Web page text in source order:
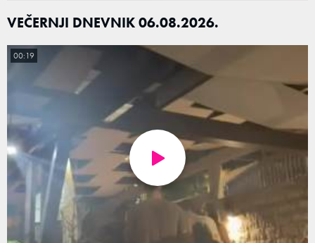
VEČERNJI DNEVNIK 06.08.2026.
00:19